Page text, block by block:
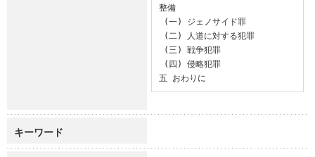
整備
五 おわりに
キーワード